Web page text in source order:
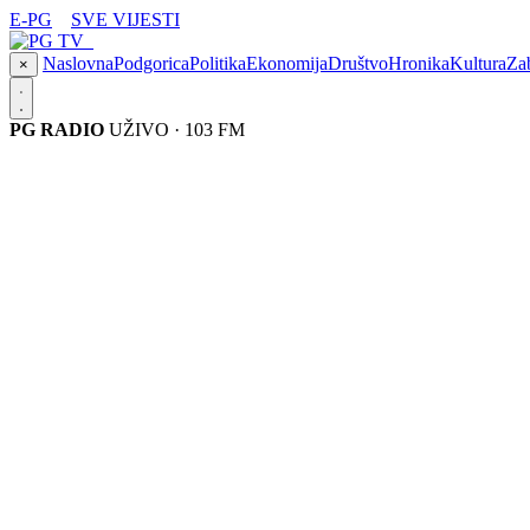
E-PG SVE VIJESTI
× NaslovnaPodgoricaPolitikaEkonomijaDruštvoHronikaKultura
PG RADIO UŽIVO · 103 FM